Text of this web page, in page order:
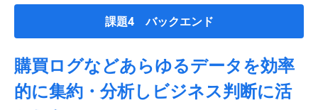
課題4 バックエンド
購買ログなどあらゆるデータを効率
的に集約・分析しビジネス判断に活